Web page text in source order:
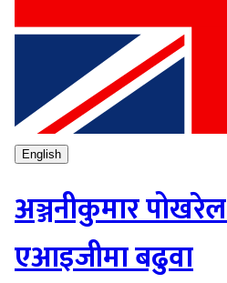
English
अञ्जनीकुमार पोखरेल
एआइजीमा बढुवा